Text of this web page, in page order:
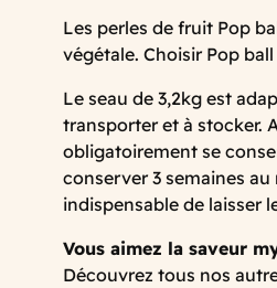
Les perles de fruit Pop
végétale. Choisir Pop
Le seau de 3,2kg est
transporter et à stocker.
obligatoirement se
conserver 3 semaines
indispensable de laisser
Vous aimez la saveur
Découvrez tous nos